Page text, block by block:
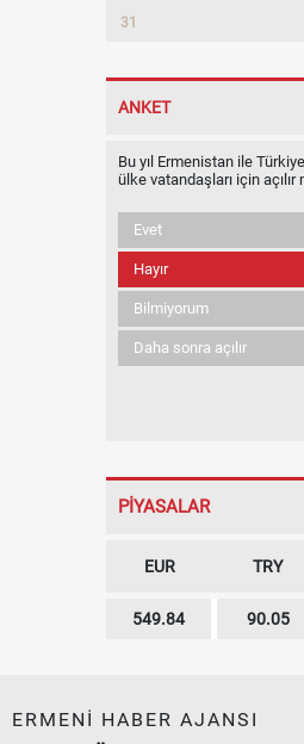
31
ANKET
Bu yıl Ermenistan ile
ülke vatandaşları için açılır
Evet
Hayır
Bilmiyorum
Daha sonra açılır
PİYASALAR
EUR TRY
549.84 90.05
ERMENİ HABER AJANSI